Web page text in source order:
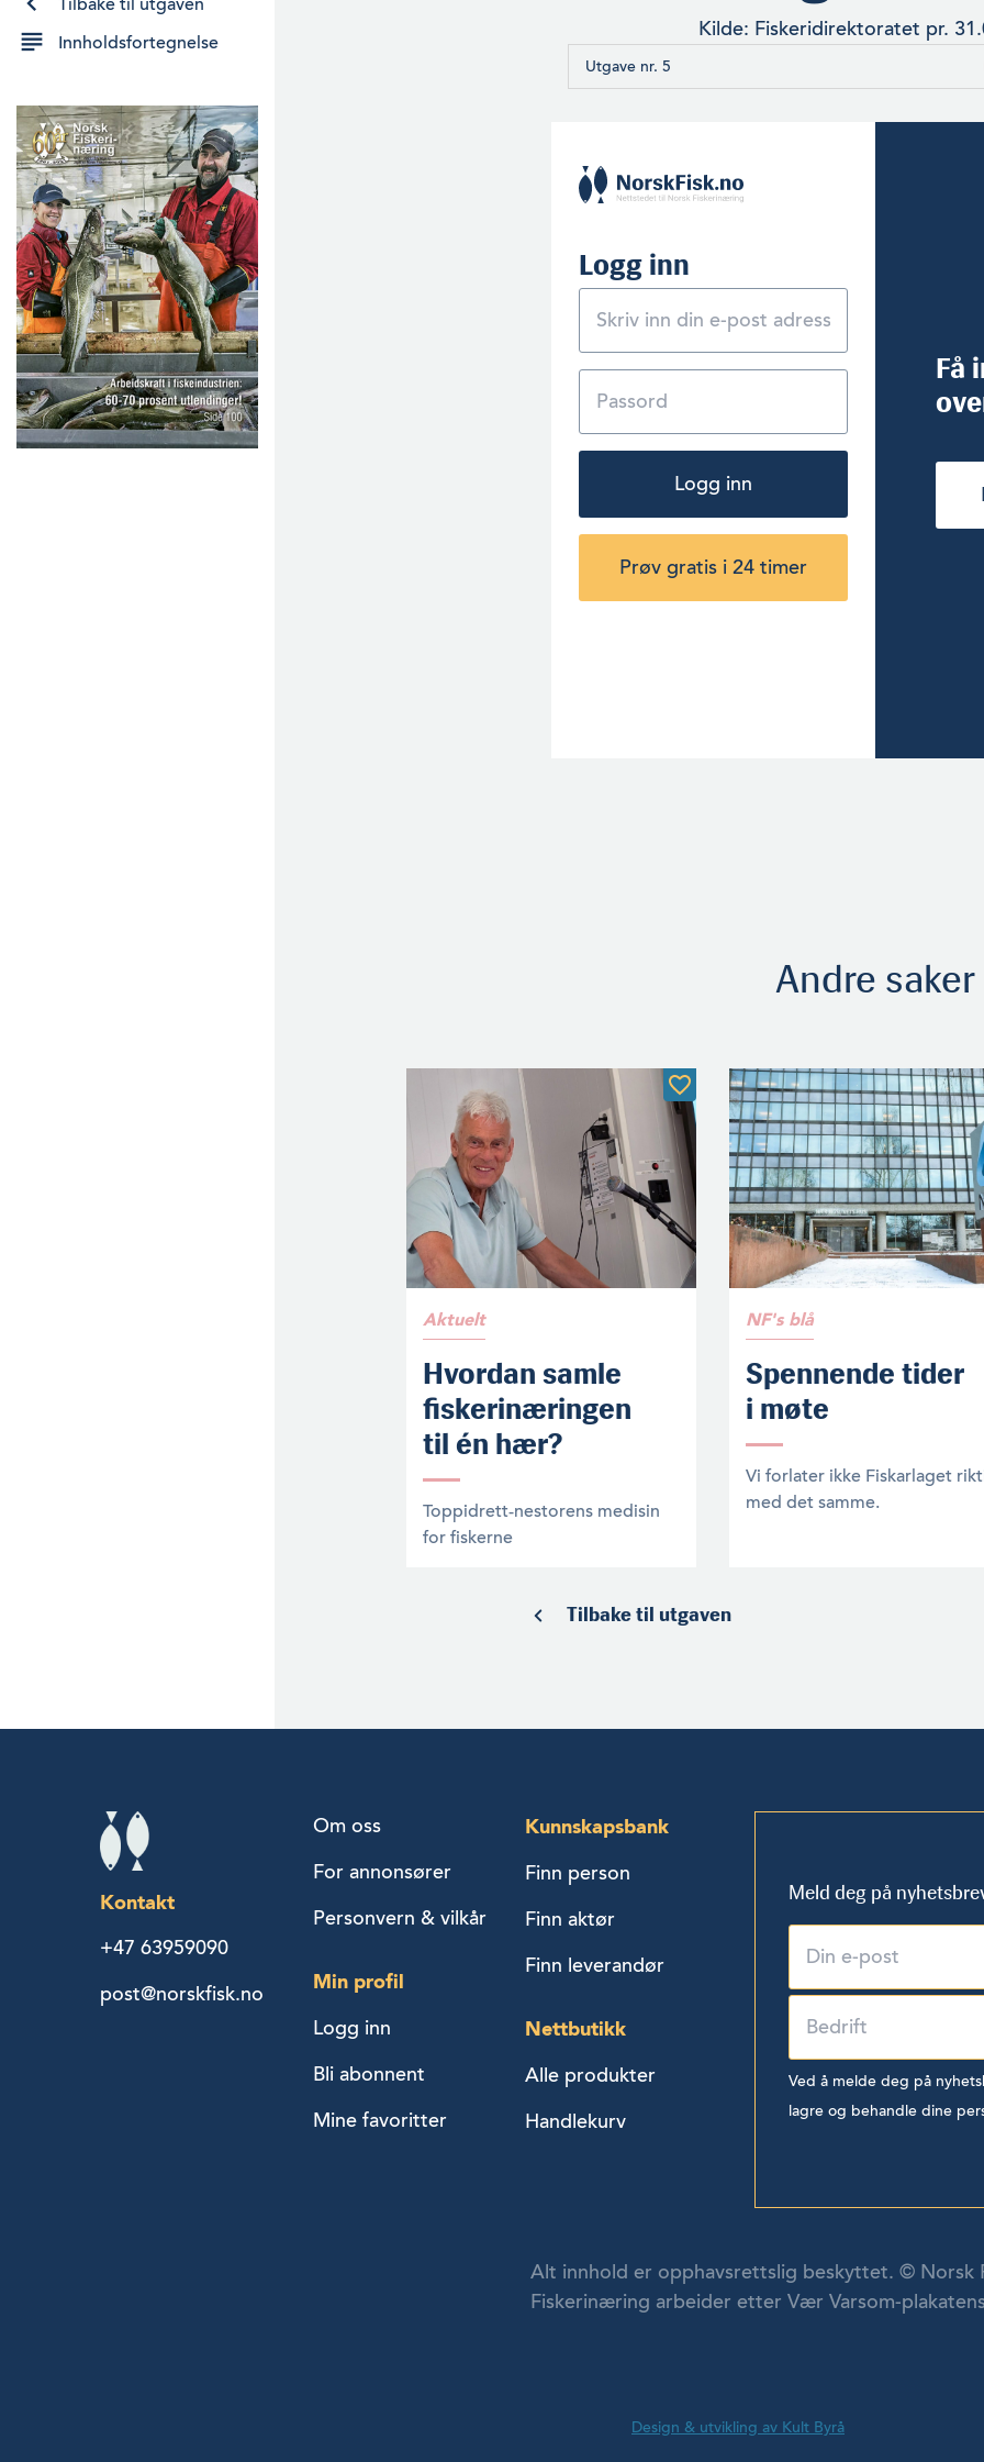
Tilbake til utgaven
Innholdsfortegnelse
Kilde: Fiskeridirektoratet pr.
Utgave nr. 5
Logg inn
Logg inn
Prøv gratis i 24 timer
Få
Andre saker
Aktuelt
Hvordan samle
fiskerinæringen
til én hær?
Toppidrett-nestorens medisin
for fiskerne
NF's blå
Spennende tider
i møte
Vi forlater ikke Fiskarlaget
med det samme.
Tilbake til utgaven
Kontakt
+47 63959090
post@norskfisk.no
Om oss
For annonsører
Personvern & vilkår
Min profil
Logg inn
Bli abonnent
Mine favoritter
Kunnskapsbank
Finn person
Finn aktør
Finn leverandør
Nettbutikk
Alle produkter
Handlekurv
Meld deg på
Ved å melde deg på
lagre og behandle dine
Alt innhold er opphavsrettslig beskyttet. © Norsk
Fiskerinæring arbeider etter Vær Varsom-
Design & utvikling av Kult Byrå